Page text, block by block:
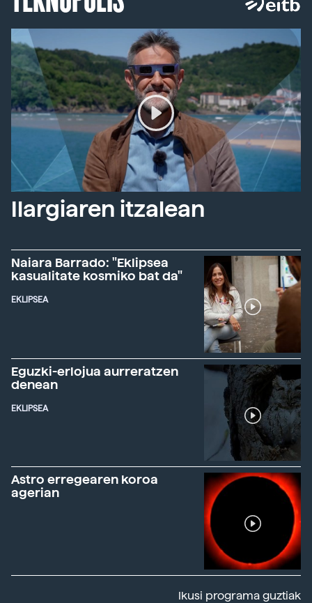
Ilargiaren itzalean
Naiara Barrado: "Eklipsea
kasualitate kosmiko bat da"
EKLIPSEA
Eguzki-erlojua aurreratzen
denean
EKLIPSEA
Astro erregearen koroa
agerian
Ikusi programa guztiak